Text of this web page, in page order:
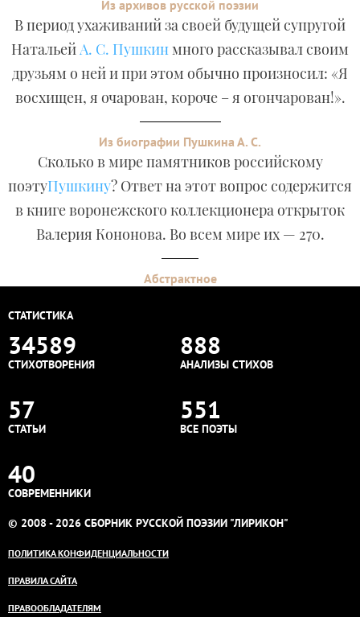
Из архивов русской поэзии
В период ухаживаний за своей будущей супругой
НатальейА. С. Пушкинмного рассказывал своим
друзьям о ней и при этом обычно произносил: «Я
восхищен, я очарован, короче – я огончарован!».
Из биографии Пушкина А. С.
Сколько в мире памятников российскому
поэтуПушкину? Ответ на этот вопрос содержится
в книге воронежского коллекционера открыток
Валерия Кононова. Во всем мире их — 270.
Абстрактное
СТАТИСТИКА
34589
СТИХОТВОРЕНИЯ
888
АНАЛИЗЫ СТИХОВ
57
СТАТЬИ
551
ВСЕ ПОЭТЫ
40
СОВРЕМЕННИКИ
© 2008 - 2026 СБОРНИК РУССКОЙ ПОЭЗИИ "ЛИРИКОН"
ПОЛИТИКА КОНФИДЕНЦИАЛЬНОСТИ
ПРАВИЛА САЙТА
ПРАВООБЛАДАТЕЛЯМ